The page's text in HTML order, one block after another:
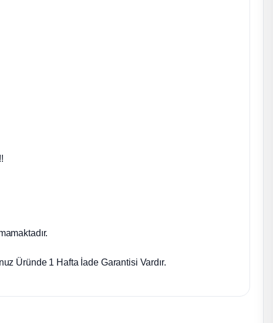
Üründe 1 Hafta İade Garantisi Vardır.